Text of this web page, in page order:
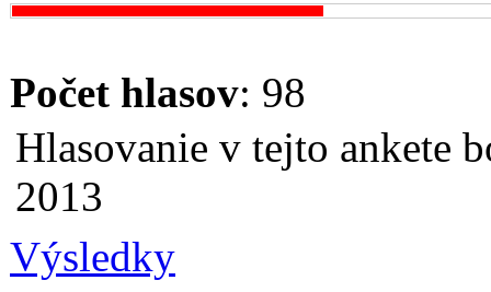
Počet hlasov: 98
Hlasovanie v tejto ankete
2013
Výsledky